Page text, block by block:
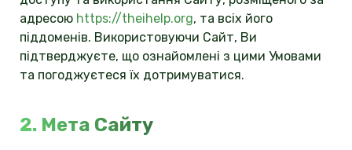
адресою https://theihelp.org, та всіх його
піддоменів. Використовуючи Сайт, Ви
підтверджуєте, що ознайомлені з цими Умовами
та погоджуєтеся їх дотримуватися.
2. Мета Сайту